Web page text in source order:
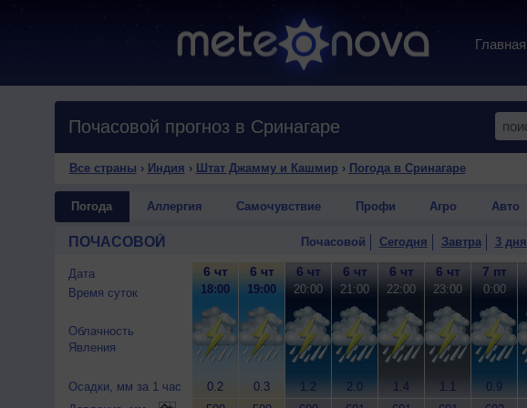
Главная
Почасовой прогноз в Сринагаре
Все страны › Индия › Штат Джамму и Кашмир › Погода в Сринагаре
Погода Аллергия Самочувствие Профи Агро Авто
ПОЧАСОВОЙ Почасовой Сегодня Завтра 3 дня
Дата
Время суток
Облачность
Явления
Осадки, мм за 1 час
6 чт
18:00
0.2
6 чт
19:00
0.3
6 чт
20:00
1.2
6 чт
21:00
2.0
6 чт
22:00
1.4
6 чт
23:00
1.1
7 пт
0:00
0.9